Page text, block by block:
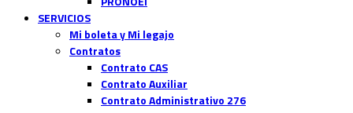
SERVICIOS
Mi boleta y Mi legajo
Contratos
Contrato CAS
Contrato Auxiliar
Contrato Administrativo 276